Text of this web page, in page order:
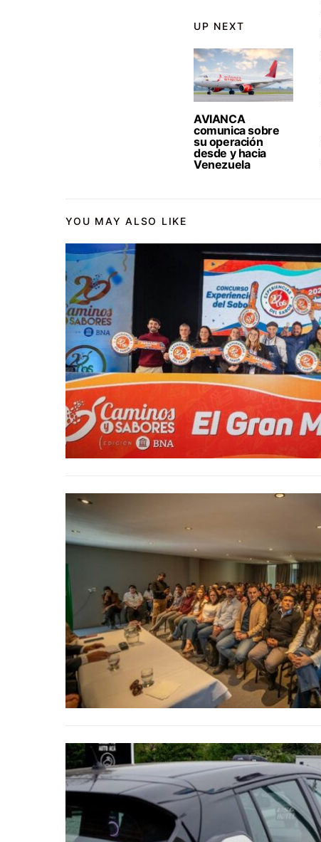
UP NEXT
AVIANCA
comunica sobre
su operación
desde y hacia
Venezuela
YOU MAY ALSO LIKE